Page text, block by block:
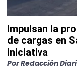
Impulsan la
de cargas en
iniciativa
PorRedacción